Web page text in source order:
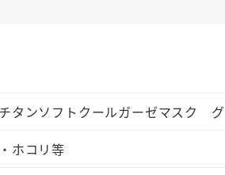
タンソフトクールガーゼマスク
ホコリ等